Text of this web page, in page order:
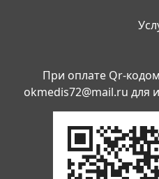
При оплате Qr-
okmedis72@mail.ru для